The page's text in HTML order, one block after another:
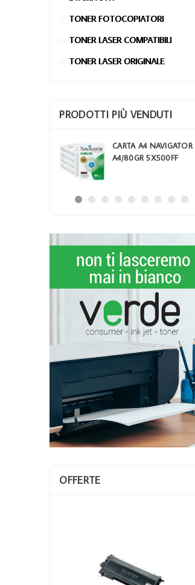
TONER FOTOCOPIATORI
TONER LASER COMPATIBILI
TONER LASER ORIGINALE
PRODOTTI PIÙ VENDUTI
CARTA A4 NAVIGATOR
A4/80GR 5X500FF
OFFERTE